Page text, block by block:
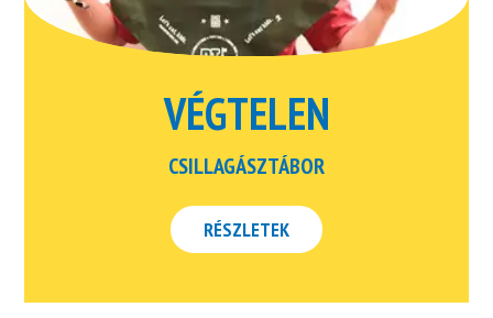
VÉGTELEN
CSILLAGÁSZTÁBOR
RÉSZLETEK